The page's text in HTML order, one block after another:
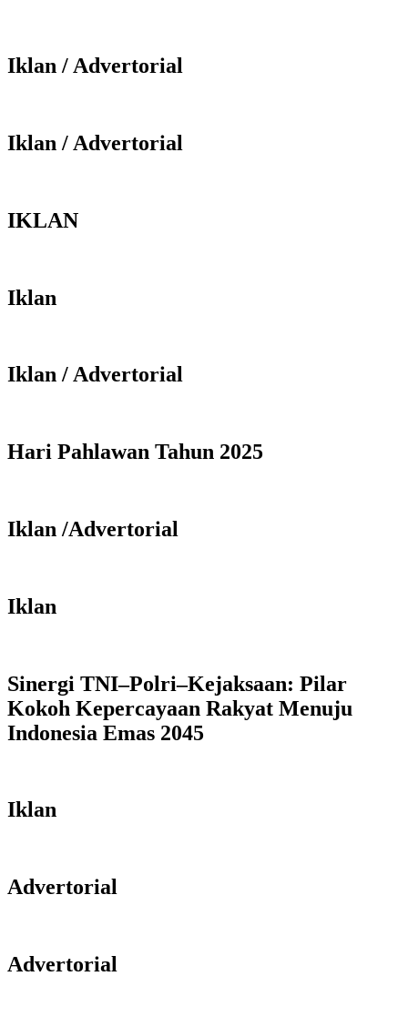
Iklan / Advertorial
Iklan / Advertorial
IKLAN
Iklan
Iklan / Advertorial
Hari Pahlawan Tahun 2025
Iklan /Advertorial
Iklan
Sinergi TNI–Polri–Kejaksaan: Pilar
Kokoh Kepercayaan Rakyat Menuju
Indonesia Emas 2045
Iklan
Advertorial
Advertorial